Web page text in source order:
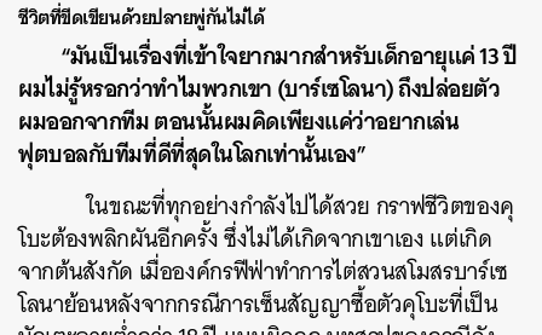
ชีวิตที่ขีดเขียนด้วยปลายพู่กันไม่ได้
“มันเป็นเรื่องที่เข้าใจยากมากสำหรับเด็กอายุแค่ 13 ปี
ผมไม่รู้หรอกว่าทำไมพวกเขา (บาร์เซโลนา) ถึงปล่อยตัว
ผมออกจากทีม ตอนนั้นผมคิดเพียงแค่ว่าอยากเล่น
ฟุตบอลกับทีมที่ดีที่สุดในโลกเท่านั้นเอง”
ในขณะที่ทุกอย่างกำลังไปได้สวย กราฟชีวิตของคุ
โบะต้องพลิกผันอีกครั้ง ซึ่งไม่ได้เกิดจากเขาเอง แต่เกิด
จากต้นสังกัด เมื่อองค์กรฟีฟ่าทำการไต่สวนสโมสรบาร์เซ
โลนาย้อนหลังจากกรณีการเซ็นสัญญาซื้อตัวคุโบะที่เป็น
ค้นหา